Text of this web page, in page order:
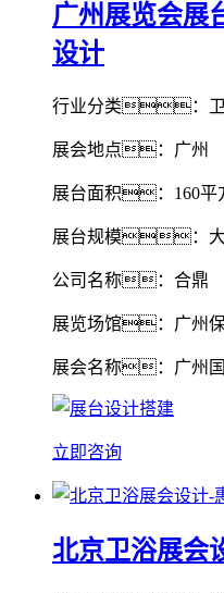
广州展览会展
设计
行业分类：卫
展会地点：广州
展台面积：160平
展台规模：大
公司名称：合鼎
展览场馆：广州
展会名称：广州
立即咨询
北京卫浴展会